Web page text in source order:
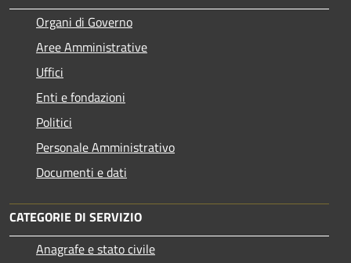
Organi di Governo
Aree Amministrative
Uffici
Enti e fondazioni
Politici
Personale Amministrativo
Documenti e dati
CATEGORIE DI SERVIZIO
Anagrafe e stato civile